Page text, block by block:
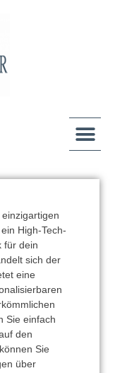
High-Tech-
für dein
sich der
eine
Sie einfach
den
Sie
über